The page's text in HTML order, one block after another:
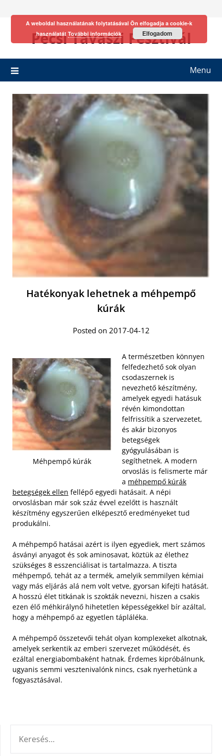
Pécsi Tavaszi Fesztivál
Menu
Hatékonyak lehetnek a méhpempő
kúrák
Posted on 2017-04-12
Méhpempő kúrák
A természetben könnyen
felfedezhető sok olyan
csodaszernek is
nevezhető készítmény,
amelyek egyedi hatásuk
révén kimondottan
felfrissítik a szervezetet,
és akár bizonyos
betegségek
gyógyulásában is
segíthetnek. A modern
orvoslás is felismerte már
a méhpempő kúrák
betegségek ellen fellépő egyedi hatásait. A népi
orvoslásban már sok száz évvel ezelőtt is használt
készítmény egyszerűen elképesztő eredményeket tud
produkálni.
A méhpempő hatásai azért is ilyen egyediek, mert számos
ásványi anyagot és sok aminosavat, köztük az élethez
szükséges 8 esszenciálisat is tartalmazza. A tiszta
méhpempő, tehát az a termék, amelyik semmilyen kémiai
vagy más eljárás alá nem volt vetve, gyorsan kifejti hatását.
A hosszú élet titkának is szokták nevezni, hiszen a csakis
ezen élő méhkirálynő hihetetlen képességekkel bír azáltal,
hogy a méhpempő az egyetlen tápláléka.
A méhpempő összetevői tehát olyan komplexeket alkotnak,
amelyek serkentik az emberi szervezet működését, és
ezáltal energiabombaként hatnak. Érdemes kipróbálnunk,
ugyanis semmi vesztenivalónk nincs, csak nyerhetünk a
fogyasztásával.
A weboldal használatának folytatásával Ön elfogadja a cookie-k
használatát További információk Elfogadom